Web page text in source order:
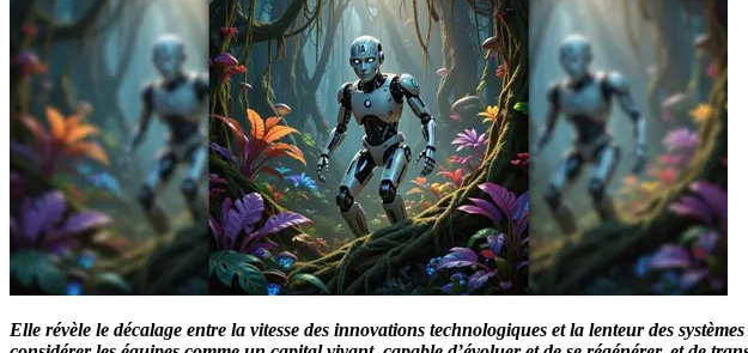
Elle révèle le décalage entre la vitesse des innovations technologiques et la lenteur des